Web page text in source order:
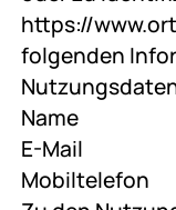
https://
folgenden
Name
E-Mail
Mobiltelefon